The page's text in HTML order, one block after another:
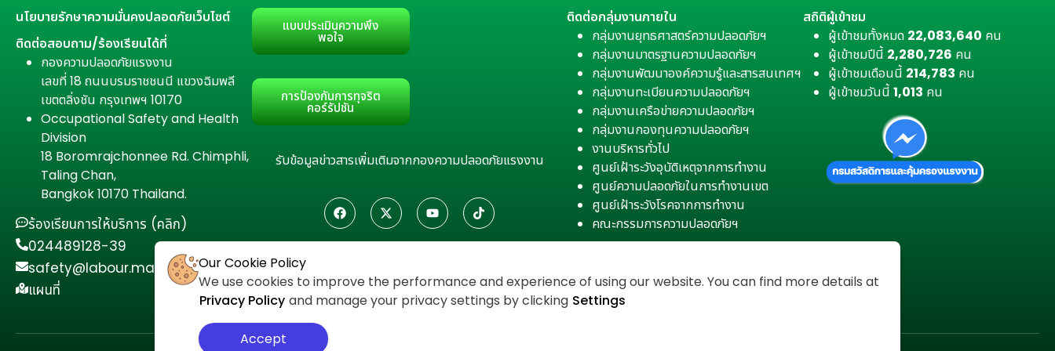
นโยบายรักษาความมั่นคงปลอดภัยเว็บไซต์
ติดต่อสอบถาม/ร้องเรียนได้ที่
กองความปลอดภัยแรงงาน
เลขที่ 18 ถนนบรมราชชนนี แขวงฉิมพลี
เขตตลิ่งชัน กรุงเทพฯ 10170
Occupational Safety and Health
Division
18 Boromrajchonnee Rd. Chimphli,
Taling Chan,
Bangkok 10170 Thailand.
ร้องเรียนการให้บริการ (คลิก)
024489128-39
safety@labour.mail.go.th
แผนที่
แบบประเมินความพึง
พอใจ
การป้องกันการทุจริต
คอร์รัปชัน
รับข้อมูลข่าวสารเพิ่มเติมจากกองความปลอดภัยแรงงาน
ติดต่อกลุ่มงานภายใน
กลุ่มงานยุทธศาสตร์ความปลอดภัยฯ
กลุ่มงานมาตรฐานความปลอดภัยฯ
กลุ่มงานพัฒนาองค์ความรู้และสารสนเทศฯ
กลุ่มงานทะเบียนความปลอดภัยฯ
กลุ่มงานเครือข่ายความปลอดภัยฯ
กลุ่มงานกองทุนความปลอดภัยฯ
งานบริหารทั่วไป
ศูนย์เฝ้าระวังอุบัติเหตุจากการทำงาน
ศูนย์ความปลอดภัยในการทำงานเขต
ศูนย์เฝ้าระวังโรคจากการทำงาน
คณะกรรมการความปลอดภัยฯ
สถิติผู้เข้าชม
ผู้เข้าชมทั้งหมด 22,083,640 คน
ผู้เข้าชมปีนี้ 2,280,726 คน
ผู้เข้าชมเดือนนี้ 214,783 คน
ผู้เข้าชมวันนี้1,013 คน
Our Cookie Policy
We use cookies to improve the performance and experience of using our website. You can find more details at
Privacy Policy and manage your privacy settings by clicking Settings
Accept